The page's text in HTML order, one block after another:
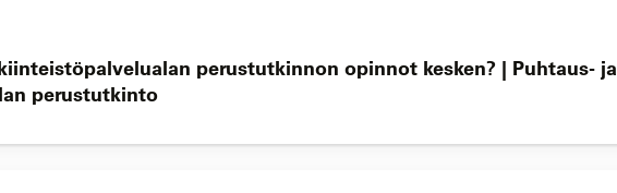
perustutkinnon opinnot kesken? | Puhtaus- ja
perustutkinto